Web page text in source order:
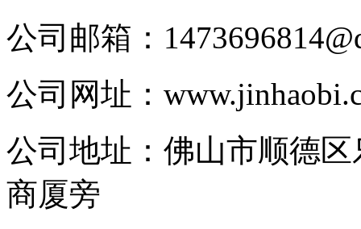
公司邮箱：
公司网址：
公司地址： 佛山市顺德
商厦旁